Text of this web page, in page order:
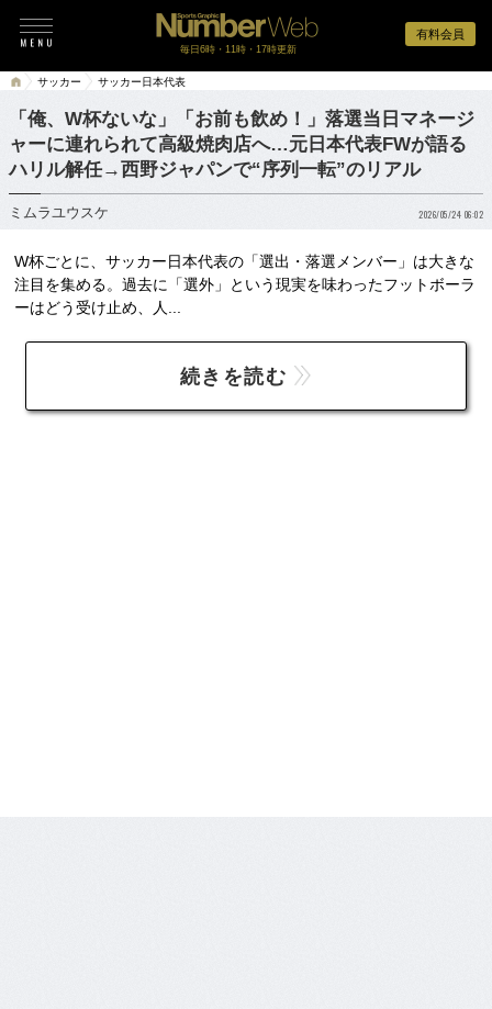
有料会員
毎日6時・11時・17時更新
サッカー サッカー日本代表
「俺、W杯ないな」「お前も飲め！」落選当日マネージ
ャーに連れられて高級焼肉店へ…元日本代表FWが語る
ハリル解任→西野ジャパンで“序列一転”のリアル
ミムラユウスケ 2026/05/24 06:02
W杯ごとに、サッカー日本代表の「選出・落選メンバー」は大きな
注目を集める。過去に「選外」という現実を味わったフットボーラ
ーはどう受け止め、人...
続きを読む